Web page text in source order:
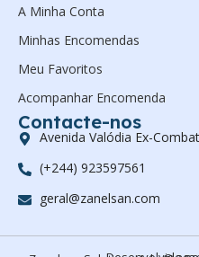
A Minha Conta
Minhas Encomendas
Meu Favoritos
Acompanhar Encomenda
Contacte-nos
Avenida Valódia Ex-
(+244) 923597561
geral@zanelsan.com